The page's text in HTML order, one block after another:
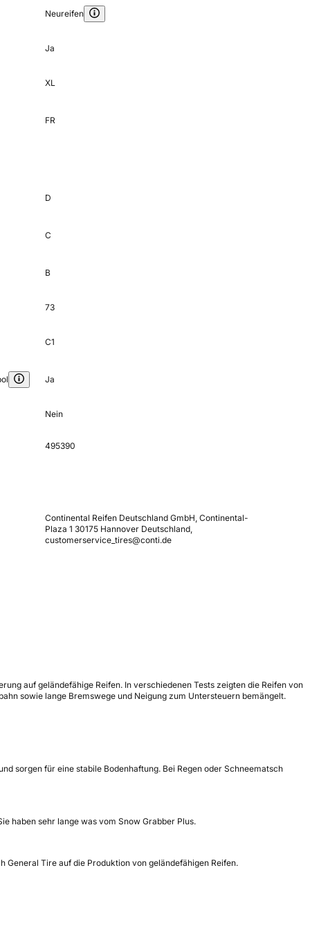
Neureifen
Ja
XL
FR
D
C
B
73
C1
Ja
Nein
495390
Continental Reifen Deutschland GmbH, Continental-
Plaza 1 30175 Hannover Deutschland,
customerservice_tires@conti.de
auf geländefähige Reifen. In verschiedenen Tests zeigten die Reifen von
sowie lange Bremswege und Neigung zum Untersteuern bemängelt.
sorgen für eine stabile Bodenhaftung. Bei Regen oder Schneematsch
haben sehr lange was vom Snow Grabber Plus.
General Tire auf die Produktion von geländefähigen Reifen.